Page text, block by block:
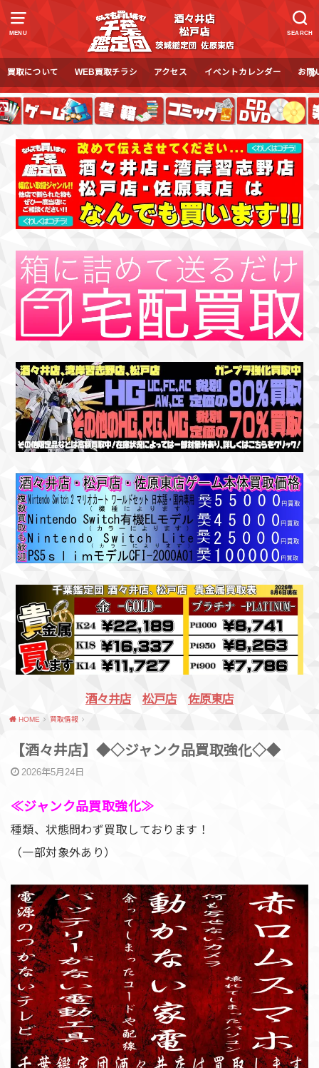
MENU SEARCH
買取について WEB買取チラシ アクセス イベントカレンダー お問
酒々井店 松戸店 佐原東店
HOME 買取情報
【酒々井店】◆◇ジャンク品買取強化◇◆
2026年5月24日
≪ジャンク品買取強化≫
種類、状態問わず買取しております！
（一部対象外あり）